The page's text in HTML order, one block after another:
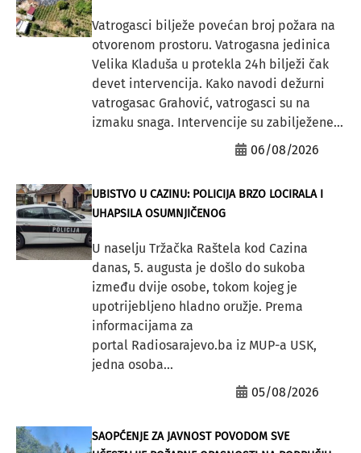
Vatrogasci bilježe povećan broj požara na
otvorenom prostoru. Vatrogasna jedinica
Velika Kladuša u protekla 24h bilježi čak
devet intervencija. Kako navodi dežurni
vatrogasac Grahović, vatrogasci su na
izmaku snaga. Intervencije su zabilježene...
06/08/2026
UBISTVO U CAZINU: POLICIJA BRZO LOCIRALA I
UHAPSILA OSUMNJIČENOG
U naselju Tržačka Raštela kod Cazina
danas, 5. augusta je došlo do sukoba
između dvije osobe, tokom kojeg je
upotrijebljeno hladno oružje. Prema
informacijama za
portal Radiosarajevo.ba iz MUP-a USK,
jedna osoba...
05/08/2026
SAOPĆENJE ZA JAVNOST POVODOM SVE